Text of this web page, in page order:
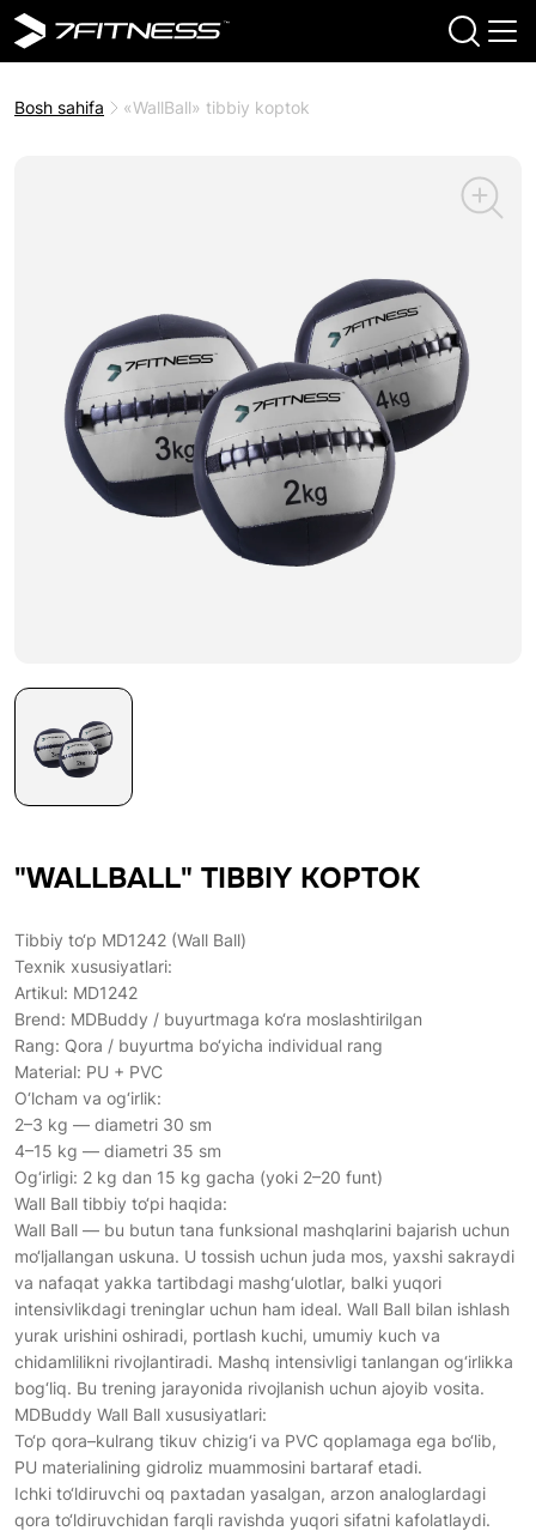
Bosh sahifa «WallBall» tibbiy koptok
"WALLBALL" TIBBIY KOPTOK
Tibbiy to‘p MD1242 (Wall Ball)
Texnik xususiyatlari:
Artikul: MD1242
Brend: MDBuddy / buyurtmaga ko‘ra moslashtirilgan
Rang: Qora / buyurtma bo‘yicha individual rang
Material: PU + PVC
O‘lcham va og‘irlik:
2–3 kg — diametri 30 sm
4–15 kg — diametri 35 sm
Og‘irligi: 2 kg dan 15 kg gacha (yoki 2–20 funt)
Wall Ball tibbiy to‘pi haqida:
Wall Ball — bu butun tana funksional mashqlarini bajarish uchun
mo‘ljallangan uskuna. U tossish uchun juda mos, yaxshi sakraydi
va nafaqat yakka tartibdagi mashg‘ulotlar, balki yuqori
intensivlikdagi treninglar uchun ham ideal. Wall Ball bilan ishlash
yurak urishini oshiradi, portlash kuchi, umumiy kuch va
chidamlilikni rivojlantiradi. Mashq intensivligi tanlangan og‘irlikka
bog‘liq. Bu trening jarayonida rivojlanish uchun ajoyib vosita.
MDBuddy Wall Ball xususiyatlari:
To‘p qora–kulrang tikuv chizig‘i va PVC qoplamaga ega bo‘lib,
PU materialining gidroliz muammosini bartaraf etadi.
Ichki to‘ldiruvchi oq paxtadan yasalgan, arzon analoglardagi
qora to‘ldiruvchidan farqli ravishda yuqori sifatni kafolatlaydi.